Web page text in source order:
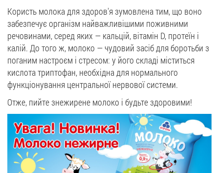
Користь молока для здоров'я зумовлена тим, що воно
забезпечує організм найважливішими поживними
речовинами, серед яких — кальцій, вітамін D, протеїн і
калій. До того ж, молоко — чудовий засіб для боротьби з
поганим настроєм і стресом: у його складі міститься
кислота триптофан, необхідна для нормального
функціонування центральної нервової системи.
Отже, пийте знежирене молоко і будьте здоровими!